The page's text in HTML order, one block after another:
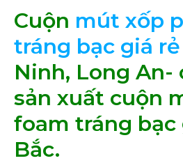
Cuộn mút xốp
tráng bạc giá rẻ
Ninh, Long An-
sản xuất cuộn
foam tráng bạc
Bắc.